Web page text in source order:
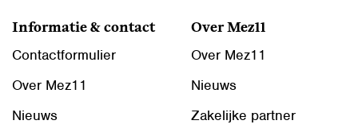
Informatie & contact
Contactformulier
Over Mez11
Nieuws
Over Mez11
Over Mez11
Nieuws
Zakelijke partner